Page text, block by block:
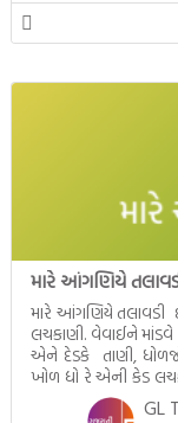
મારે આંગણિયે
મારે આંગણિયે તલાવડી
લચકાણી. વેવાઈને
એને દેડકે તાણી,
ખોળ દ્યો રે એની કેડ
ચોરીને ચીભડું ખાધું રે, […]
GL